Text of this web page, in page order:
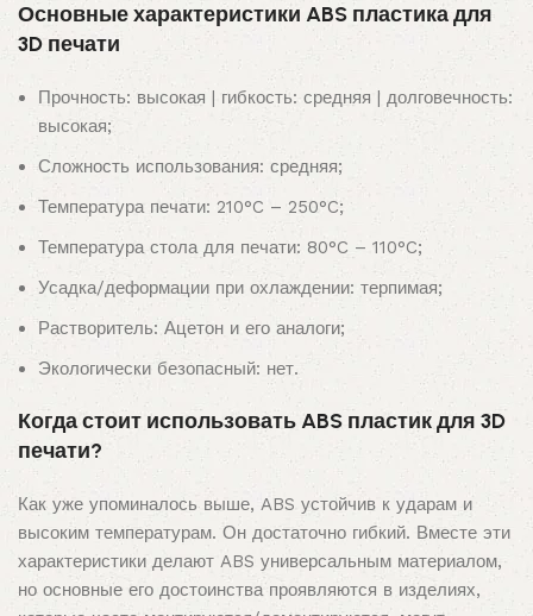
Основные характеристики ABS пластика для
3D печати
Прочность: высокая | гибкость: средняя | долговечность:
высокая;
Сложность использования: средняя;
Температура печати: 210°C – 250°C;
Температура стола для печати: 80°C – 110°C;
Усадка/деформации при охлаждении: терпимая;
Растворитель: Ацетон и его аналоги;
Экологически безопасный: нет.
Когда стоит использовать ABS пластик для 3D
печати?
Как уже упоминалось выше, ABS устойчив к ударам и
высоким температурам. Он достаточно гибкий. Вместе эти
характеристики делают ABS универсальным материалом,
но основные его достоинства проявляются в изделиях,